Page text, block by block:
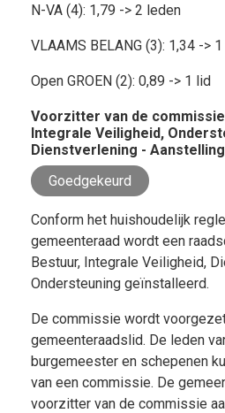
N-VA (4): 1,79 -> 2 leden
VLAAMS BELANG (3): 1,34 ->
Open GROEN (2): 0,89 -> 1 lid
Voorzitter van de
Integrale Veiligheid,
Dienstverlening - Aanstelling
Goedgekeurd
Conform het huishoudelijk
gemeenteraad wordt een
Bestuur, Integrale Veiligheid,
Ondersteuning geïnstalleerd.
De commissie wordt
gemeenteraadslid. De leden
burgemeester en schepenen
van een commissie. De
voorzitter van de commissie